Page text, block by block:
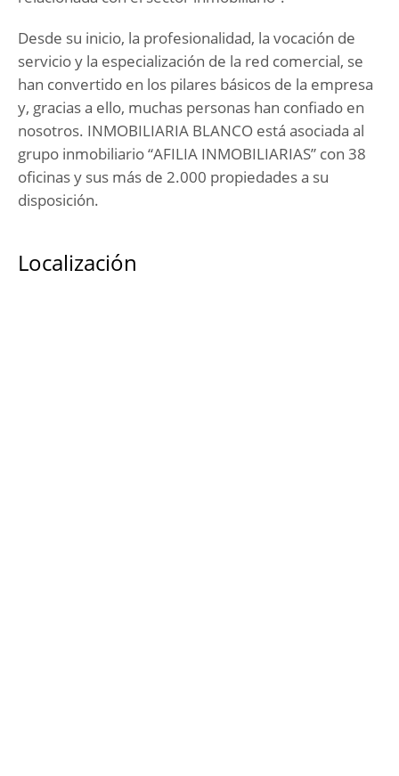
Desde su inicio, la profesionalidad, la vocación de
servicio y la especialización de la red comercial, se
han convertido en los pilares básicos de la empresa
y, gracias a ello, muchas personas han confiado en
nosotros. INMOBILIARIA BLANCO está asociada al
grupo inmobiliario “AFILIA INMOBILIARIAS” con 38
oficinas y sus más de 2.000 propiedades a su
disposición.
Localización